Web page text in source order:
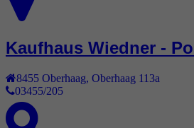
Kaufhaus Wiedner -
8455 Oberhaag, Oberhaag 113a
03455/205